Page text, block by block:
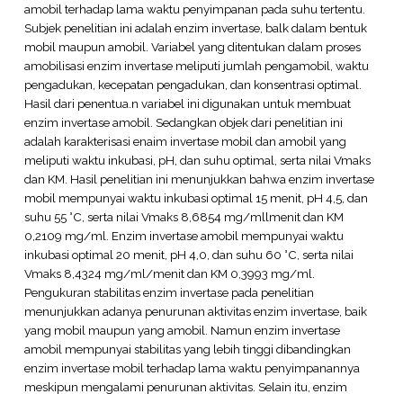
amobil terhadap lama waktu penyimpanan pada suhu tertentu.
Subjek penelitian ini adalah enzim invertase, balk dalam bentuk
mobil maupun amobil. Variabel yang ditentukan dalam proses
amobilisasi enzim invertase meliputi jumlah pengamobil, waktu
pengadukan, kecepatan pengadukan, dan konsentrasi optimal.
Hasil dari penentua.n variabel ini digunakan untuk membuat
enzim invertase amobil. Sedangkan objek dari penelitian ini
adalah karakterisasi enaim invertase mobil dan amobil yang
meliputi waktu inkubasi, pH, dan suhu optimal, serta nilai Vmaks
dan KM. Hasil penelitian ini menunjukkan bahwa enzim invertase
mobil mempunyai waktu inkubasi optimal 15 menit, pH 4,5, dan
suhu 55 °C, serta nilai Vmaks 8,6854 mg/mllmenit dan KM
0,2109 mg/ml. Enzim invertase amobil mempunyai waktu
inkubasi optimal 20 menit, pH 4,0, dan suhu 60 °C, serta nilai
Vmaks 8,4324 mg/ml/menit dan KM 0,3993 mg/ml.
Pengukuran stabilitas enzim invertase pada penelitian
menunjukkan adanya penurunan aktivitas enzim invertase, baik
yang mobil maupun yang amobil. Namun enzim invertase
amobil mempunyai stabilitas yang lebih tinggi dibandingkan
enzim invertase mobil terhadap lama waktu penyimpanannya
meskipun mengalami penurunan aktivitas. Selain itu, enzim